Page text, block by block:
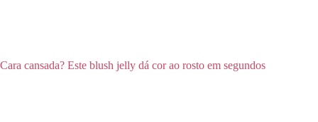
Cara cansada? Este blush jelly dá cor ao rosto em segundos